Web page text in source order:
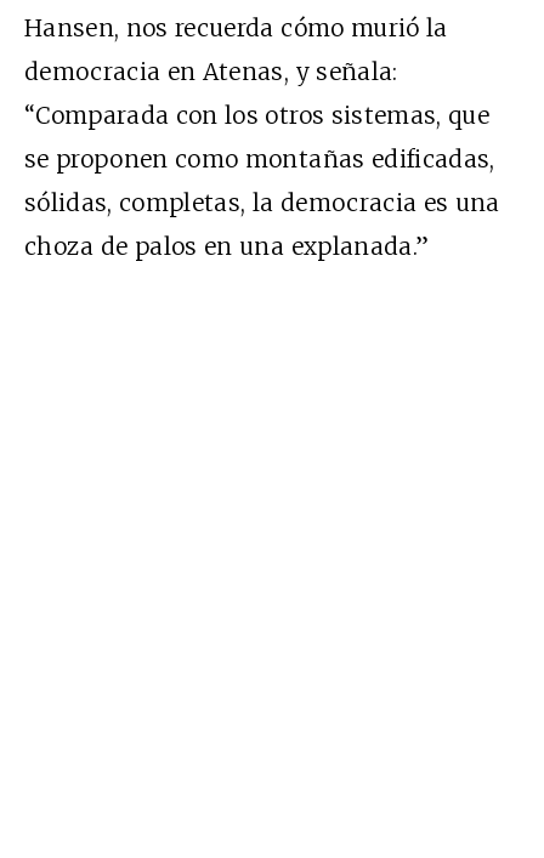
Hansen, nos recuerda cómo murió la
democracia en Atenas, y señala:
“Comparada con los otros sistemas, que
se proponen como montañas edificadas,
sólidas, completas, la democracia es una
choza de palos en una explanada.”